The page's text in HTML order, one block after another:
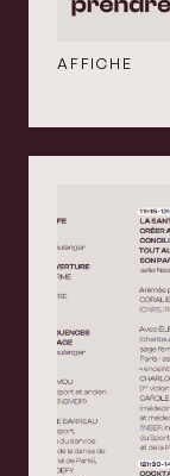
AFFICHE